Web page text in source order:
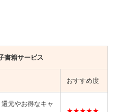
書籍サービス
おすすめ度
元やお得なキャ
★★★★★